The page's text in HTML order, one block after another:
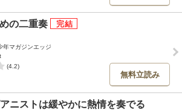
の二重奏
年マガジンエッジ
(4.2)
無料立読み
ニストは緩やかに熱情を奏でる